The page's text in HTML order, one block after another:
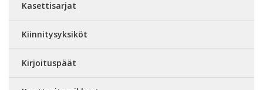
Kasettisarjat
Kiinnitysyksiköt
Kirjoituspäät